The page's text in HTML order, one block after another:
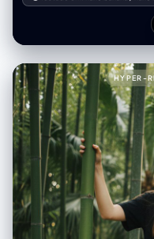
reference picture in all facial
"expression": "calm, minimalist mood" },
"type": "cream shearling jacket", "texture": "shaggy, fluffy,
"shirt": { "type": "denim shirt", "layered": true }, "pants": { "type": "light
blue jeans" }, "boots": { "type": "black leather Chelsea boots",
"texture": "smooth polished leather" }, "socks": {
"textures": { "emphasis": [ "fluffy shearling fibers", "rugged denim
fabric", "smooth leather boots", "visible seams", "visible stitches" ] },
"environment": { "backdrop": "clean light gray studio backdrop",
"lighting": { "style": "soft natural studio lighting", "key_light": "gentle
side key light", "fill_light": "subtle fill", "shadows": "soft shadows" } },
"color_grade": { "type": "cinematic", "balance": "neutral warm-cool